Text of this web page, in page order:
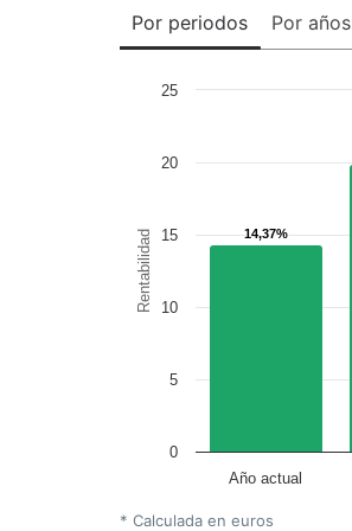
Por periodos Por años
Rentabilidad 14,37%
14,37%
Año actual
0
5
10
15
20
25
* Calculada en euros